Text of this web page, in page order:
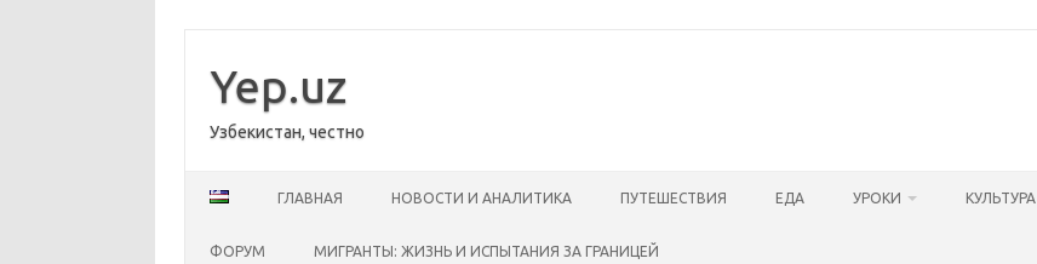
содержимому
Yep.uz
Узбекистан, честно
ГЛАВНАЯ НОВОСТИ И АНАЛИТИКА ПУТЕШЕСТВИЯ ЕДА УРОКИ КУЛЬТУРА
ФОРУМ МИГРАНТЫ: ЖИЗНЬ И ИСПЫТАНИЯ ЗА ГРАНИЦЕЙ